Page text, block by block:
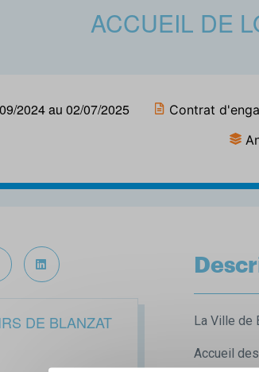
ACCUEIL DE
2024 au 02/07/2025 Contrat
DE BLANZAT La Ville de
Accueil